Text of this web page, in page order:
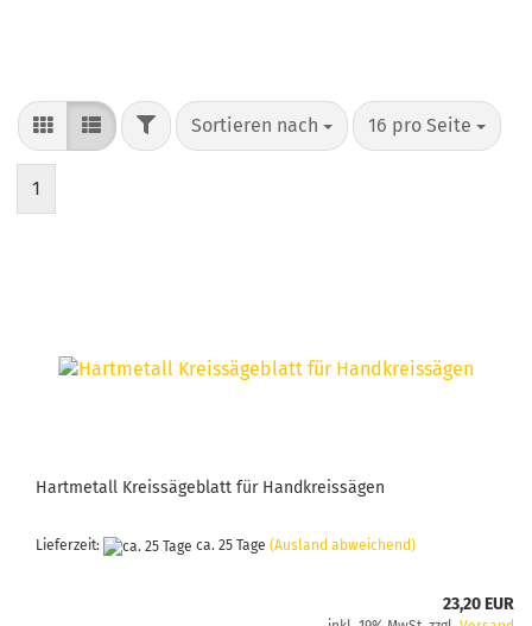
FILTERSortieren nach
Sortieren nach 16 pro Seite
pro Seite
1
Hartmetall Kreissägeblatt für Handkreissägen
Lieferzeit: ca. 25 Tage (Ausland abweichend)
23,20 EUR